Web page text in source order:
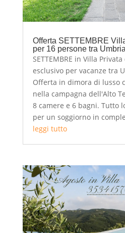
Offerta SETTEMBRE
per 16 persone tra
SETTEMBRE in Villa
esclusivo per vacanze tra
Offerta in dimora di lusso
nella campagna dell'Alto
8 camere e 6 bagni. Tutto
per un soggiorno in
leggi tutto